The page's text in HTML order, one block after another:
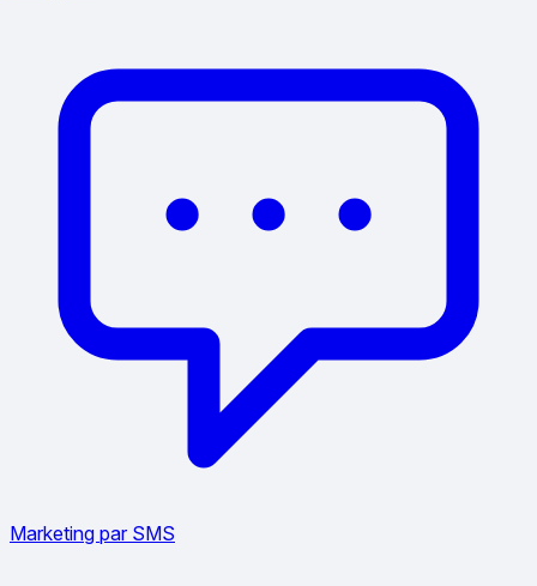
Marketing par SMS